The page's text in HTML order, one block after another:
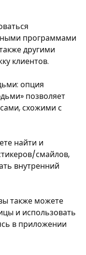
программами
другими
клиентов.
опция
позволяет
схожими с
найти и
смайлов,
внутренний
также можете
и использовать
в приложении